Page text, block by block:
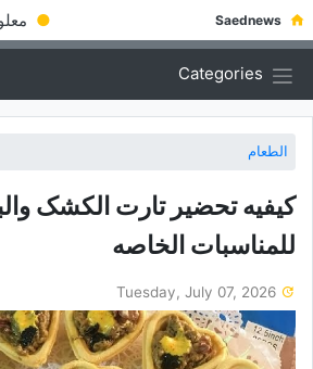
Saednews
●
Categories
الطعام
کیفیه تحضیر تارت الکشک
للمناسبات الخاصه